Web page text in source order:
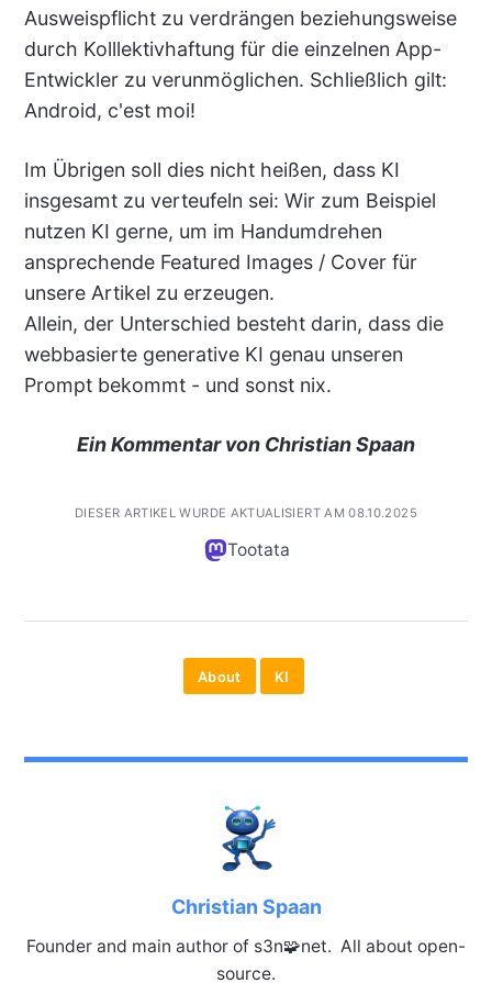
Ausweispflicht zu verdrängen beziehungsweise
durch Kolllektivhaftung für die einzelnen App-
Entwickler zu verunmöglichen. Schließlich gilt:
Android, c'est moi!
Im Übrigen soll dies nicht heißen, dass KI
insgesamt zu verteufeln sei: Wir zum Beispiel
nutzen KI gerne, um im Handumdrehen
ansprechende Featured Images / Cover für
unsere Artikel zu erzeugen.
Allein, der Unterschied besteht darin, dass die
webbasierte generative KI genau unseren
Prompt bekommt - und sonst nix.
Ein Kommentar von Christian Spaan
DIESER ARTIKEL WURDE AKTUALISIERT AM 08.10.2025
Tootata
About KI
Christian Spaan
Founder and main author of s3n🧩net. All about open-
source.